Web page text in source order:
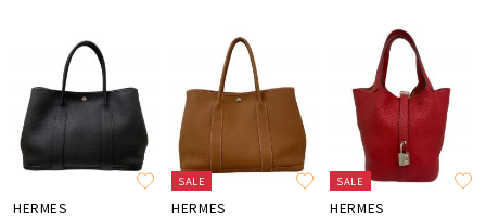
HERMES
SALE
HERMES
SALE
HERMES